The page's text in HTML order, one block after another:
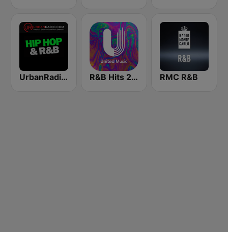
UrbanRadio - Hip Hop & RnB R&B Hits 2010 - United Music RMC R&B